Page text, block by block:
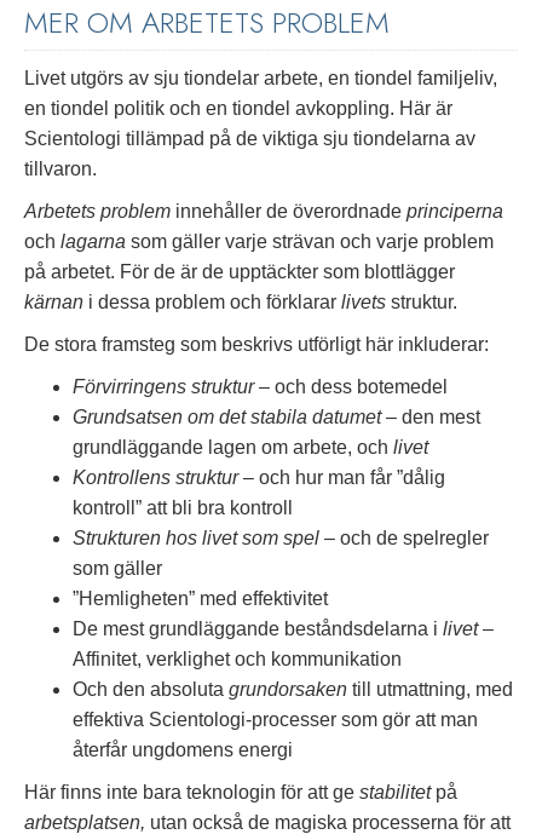
MER OM ARBETETS PROBLEM
Livet utgörs av sju tiondelar arbete, en tiondel familjeliv,
en tiondel politik och en tiondel avkoppling. Här är
Scientologi tillämpad på de viktiga sju tiondelarna av
tillvaron.
Arbetets problem innehåller de överordnade principerna
och lagarna som gäller varje strävan och varje problem
på arbetet. För de är de upptäckter som blottlägger
kärnan i dessa problem och förklarar livets struktur.
De stora framsteg som beskrivs utförligt här inkluderar:
Förvirringens struktur– och dess botemedel
Grundsatsen om det stabila datumet– den mest
grundläggande lagen om arbete, och livet
Kontrollens struktur– och hur man får ”dålig
kontroll” att bli bra kontroll
Strukturen hos livet som spel – och de spelregler
som gäller
”Hemligheten” med effektivitet
De mest grundläggande beståndsdelarna i livet–
Affinitet, verklighet och kommunikation
Och den absoluta grundorsaken till utmattning, med
effektiva Scientologi-processer som gör att man
återfår ungdomens energi
Här finns inte bara teknologin för att ge stabilitetpå
arbetsplatsen, utan också de magiska processerna för att